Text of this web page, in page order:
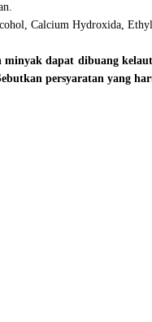
Calcium Hydroxida,
dapat dibuang
persyaratan yang